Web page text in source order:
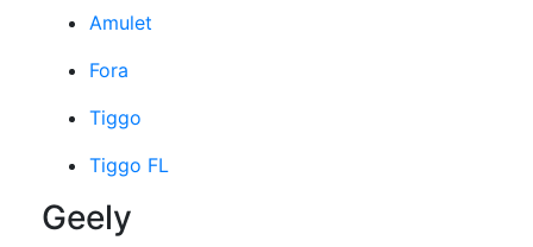
Amulet
Fora
Tiggo
Tiggo FL
Geely